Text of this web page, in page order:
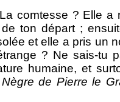
comtesse ? Elle a
ton départ ;
et elle a pris un
? Ne sais-tu
humaine, et
de Pierre le